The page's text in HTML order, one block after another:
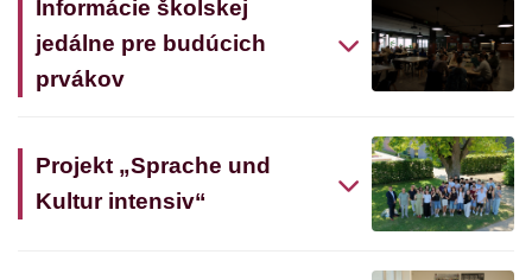
Informácie školskej
jedálne pre budúcich
prvákov
Projekt „Sprache und
Kultur intensiv“